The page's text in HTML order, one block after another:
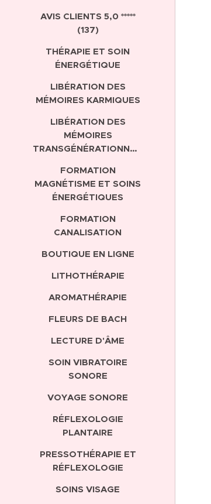
AVIS CLIENTS 5,0 *****
(137)
THÉRAPIE ET SOIN
ÉNERGÉTIQUE
LIBÉRATION DES
MÉMOIRES KARMIQUES
LIBÉRATION DES
MÉMOIRES
TRANSGÉNÉRATIONNELLES
FORMATION
MAGNÉTISME ET SOINS
ÉNERGÉTIQUES
FORMATION
CANALISATION
BOUTIQUE EN LIGNE
LITHOTHÉRAPIE
AROMATHÉRAPIE
FLEURS DE BACH
LECTURE D'ÂME
SOIN VIBRATOIRE
SONORE
VOYAGE SONORE
RÉFLEXOLOGIE
PLANTAIRE
PRESSOTHÉRAPIE ET
RÉFLEXOLOGIE
SOINS VISAGE